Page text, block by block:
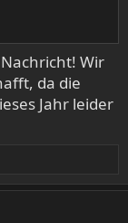
Wir
da die
Jahr leider